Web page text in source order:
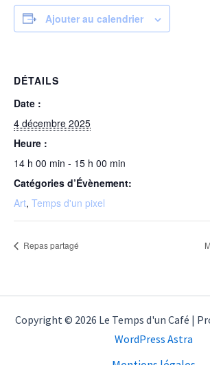
Ajouter au calendrier
DÉTAILS
Date :
4 décembre 2025
Heure :
14 h 00 min - 15 h 00 min
Catégories d’Évènement:
Art, Temps d'un pixel
Repas partagé
Copyright © 2026 Le Temps d'un Café |
WordPress Astra